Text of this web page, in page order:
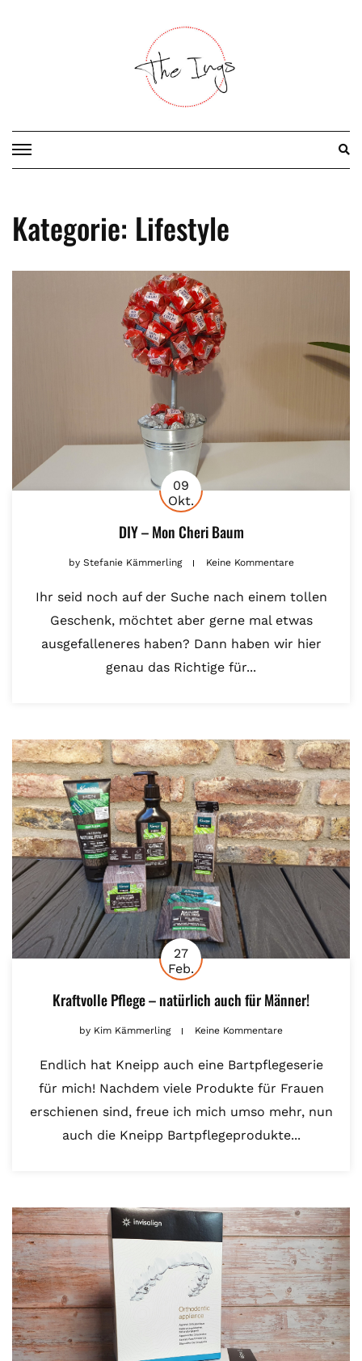
Kategorie: Lifestyle
09
Okt.
DIY – Mon Cheri Baum
byStefanie Kämmerling Keine Kommentare
Ihr seid noch auf der Suche nach einem tollen
Geschenk, möchtet aber gerne mal etwas
ausgefalleneres haben? Dann haben wir hier
genau das Richtige für...
27
Feb.
Kraftvolle Pflege – natürlich auch für Männer!
by Kim Kämmerling Keine Kommentare
Endlich hat Kneipp auch eine Bartpflegeserie
für mich! Nachdem viele Produkte für Frauen
erschienen sind, freue ich mich umso mehr, nun
auch die Kneipp Bartpflegeprodukte...